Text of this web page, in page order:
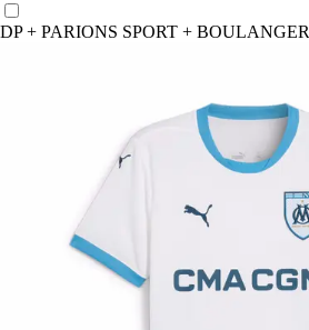
DP + PARIONS SPORT + BOULANGER